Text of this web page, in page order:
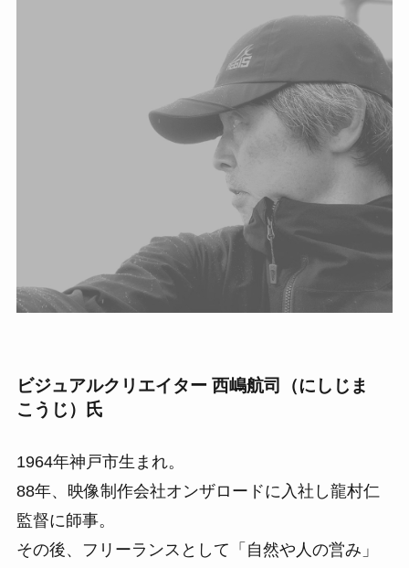
ビジュアルクリエイター 西嶋航司（にしじま
こうじ）氏
1964年神戸市生まれ。
88年、映像制作会社オンザロードに入社し龍村仁
監督に師事。
その後、フリーランスとして「自然や人の営み」